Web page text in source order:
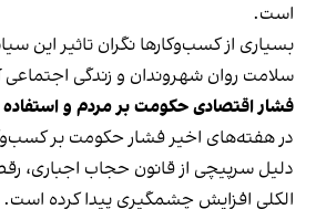
است.
بسیاری از کسب‌وکارها نگران تاثیر این
سلامت روان شهروندان و زندگی
فشار اقتصادی حکومت بر مردم و استفاده
در هفته‌های اخیر فشار حکومت بر
دلیل سرپیچی از قانون حجاب اجباری،
الکلی افزایش چشمگیری پیدا کرده است.